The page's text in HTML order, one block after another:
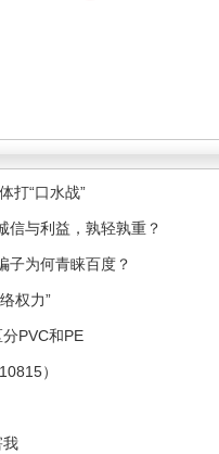
打“口水战”
信与利益，孰轻孰重？
子为何青睐百度？
权力”
PVC和PE
）
我